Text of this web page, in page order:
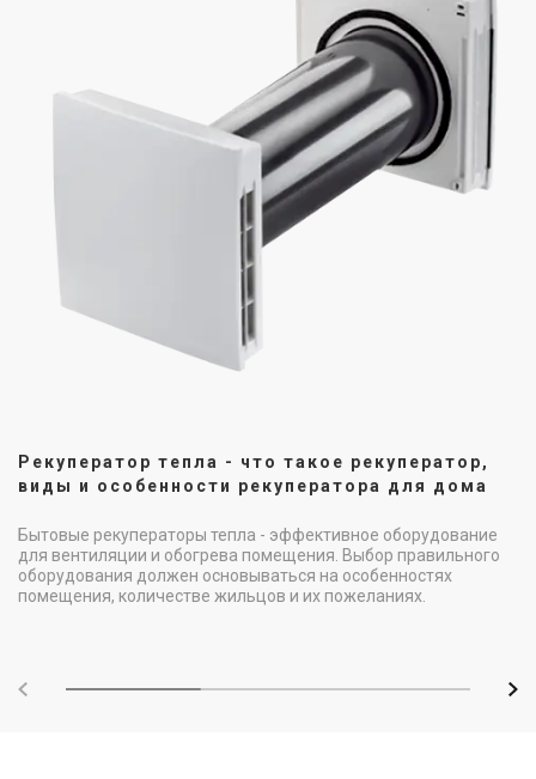
Рекуператор тепла - что такое рекуператор,
виды и особенности рекуператора для дома
Бытовые рекуператоры тепла - эффективное оборудование
для вентиляции и обогрева помещения. Выбор правильного
оборудования должен основываться на особенностях
помещения, количестве жильцов и их пожеланиях.